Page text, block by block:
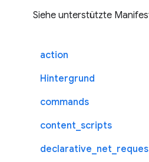
Siehe unterstützte
action
Hintergrund
commands
content_scripts